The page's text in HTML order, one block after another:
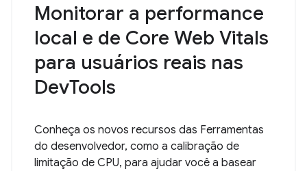
Monitorar a performance
local e de Core Web Vitals
para usuários reais nas
DevTools
Conheça os novos recursos das Ferramentas
do desenvolvedor, como a calibração de
limitação de CPU, para ajudar você a basear